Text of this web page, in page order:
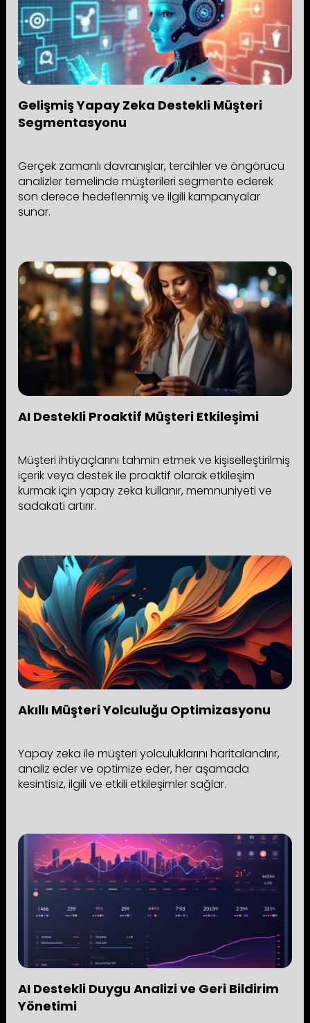
Gelişmiş Yapay Zeka Destekli Müşteri
Segmentasyonu
Gerçek zamanlı davranışlar, tercihler ve öngörücü
analizler temelinde müşterileri segmente ederek
son derece hedeflenmiş ve ilgili kampanyalar
sunar.
AI Destekli Proaktif Müşteri Etkileşimi
Müşteri ihtiyaçlarını tahmin etmek ve kişiselleştirilmiş
içerik veya destek ile proaktif olarak etkileşim
kurmak için yapay zeka kullanır, memnuniyeti ve
sadakati artırır.
Akıllı Müşteri Yolculuğu Optimizasyonu
Yapay zeka ile müşteri yolculuklarını haritalandırır,
analiz eder ve optimize eder, her aşamada
kesintisiz, ilgili ve etkili etkileşimler sağlar.
AI Destekli Duygu Analizi ve Geri Bildirim
Yönetimi